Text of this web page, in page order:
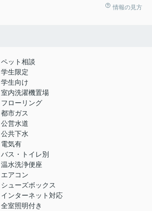
情報の見方
ペット相談
学生限定
学生向け
室内洗濯機置場
フローリング
都市ガス
公営水道
公共下水
電気有
バス・トイレ別
温水洗浄便座
エアコン
シューズボックス
インターネット対応
全室照明付き